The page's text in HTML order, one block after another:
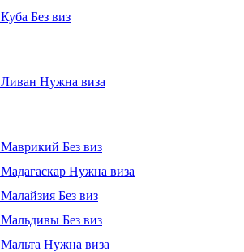
Куба Без виз
Ливан Нужна виза
Маврикий Без виз
Мадагаскар Нужна виза
Малайзия Без виз
Мальдивы Без виз
Мальта Нужна виза